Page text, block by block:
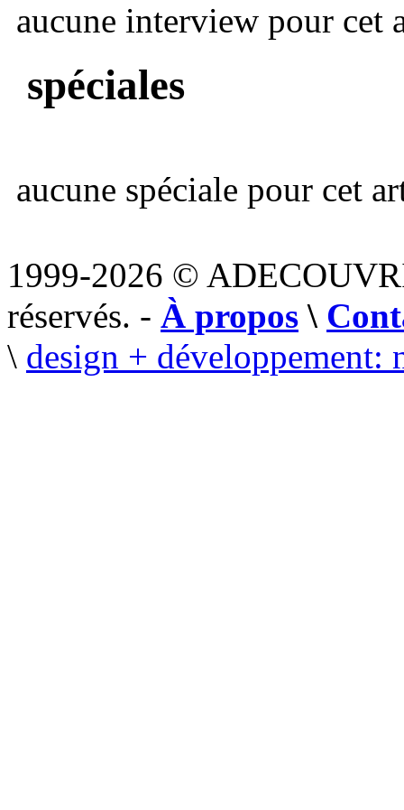
aucune interview pour cet
spéciales
aucune spéciale pour cet
1999-2026 ©
réservés. - À propos \
\ design + développement: